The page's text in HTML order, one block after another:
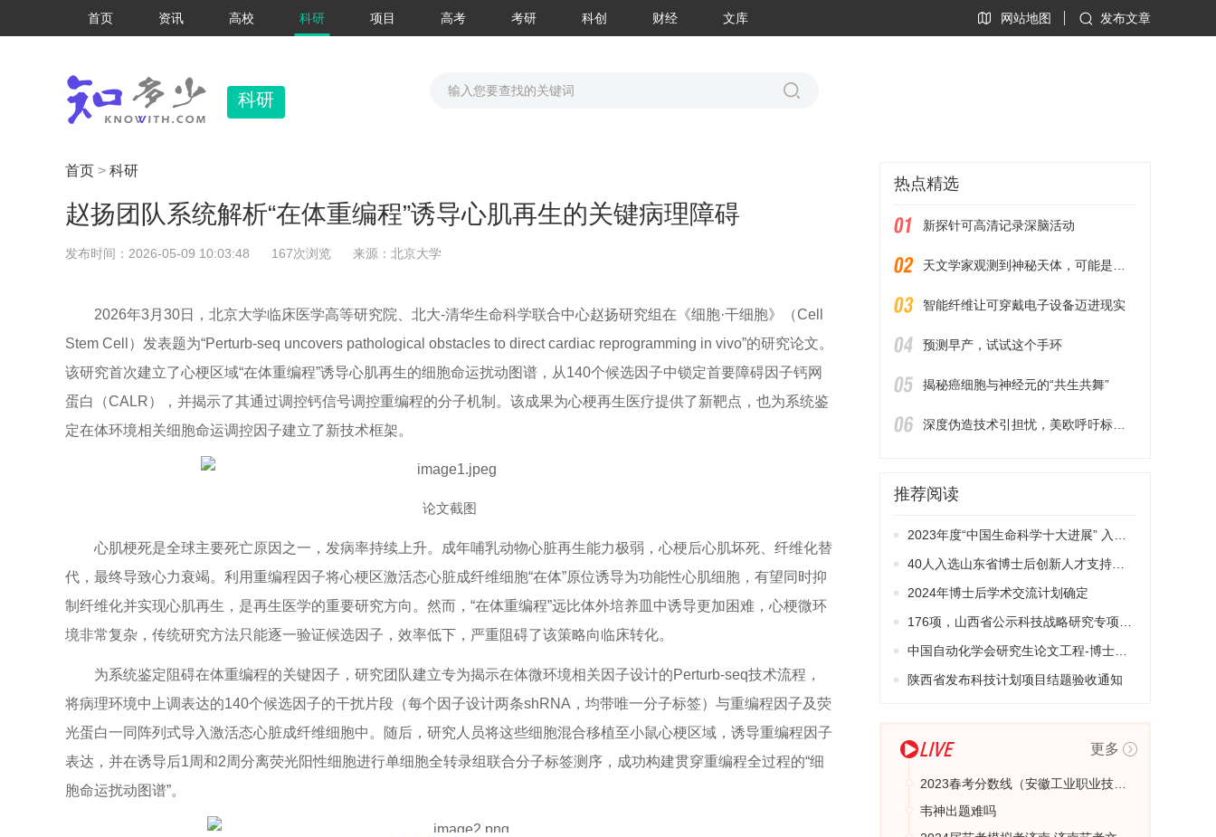
首页 资讯 高校 科研 项目 高考 考研 科创 财经 文库 网站地图 发布文章
科研
首页 > 科研
赵扬团队系统解析“在体重编程”诱导心肌再生的关键病理障碍
发布时间：2026-05-09 10:03:48 167次浏览 来源：北京大学
2026年3月30日，北京大学临床医学高等研究院、北大-清华生命科学联合中心赵扬研究组在《细胞·干细胞》（Cell
Stem Cell ）发表题为“Perturb-seq uncovers pathological obstacles to direct cardiac reprogramming in vivo”的研究论文。
该研究首次建立了心梗区域“在体重编程”诱导心肌再生的细胞命运扰动图谱，从140个候选因子中锁定首要障碍因子钙网
蛋白（CALR），并揭示了其通过调控钙信号调控重编程的分子机制。该成果为心梗再生医疗提供了新靶点，也为系统鉴
定在体环境相关细胞命运调控因子建立了新技术框架。
论文截图
心肌梗死是全球主要死亡原因之一，发病率持续上升。成年哺乳动物心脏再生能力极弱，心梗后心肌坏死、纤维化替
代，最终导致心力衰竭。利用重编程因子将心梗区激活态心脏成纤维细胞“在体”原位诱导为功能性心肌细胞，有望同时抑
制纤维化并实现心肌再生，是再生医学的重要研究方向。然而，“在体重编程”远比体外培养皿中诱导更加困难，心梗微环
境非常复杂，传统研究方法只能逐一验证候选因子，效率低下，严重阻碍了该策略向临床转化。
为系统鉴定阻碍在体重编程的关键因子，研究团队建立专为揭示在体微环境相关因子设计的Perturb-seq技术流程，
将病理环境中上调表达的140个候选因子的干扰片段（每个因子设计两条shRNA，均带唯一分子标签）与重编程因子及荧
光蛋白一同阵列式导入激活态心脏成纤维细胞中。随后，研究人员将这些细胞混合移植至小鼠心梗区域，诱导重编程因子
表达，并在诱导后1周和2周分离荧光阳性细胞进行单细胞全转录组联合分子标签测序，成功构建贯穿重编程全过程的“细
胞命运扰动图谱”。
热点精选
新探针可高清记录深脑活动
智能纤维让可穿戴电子设备迈进现实
预测早产，试试这个手环
揭秘癌细胞与神经元的“共生共舞”
推荐阅读
2024年博士后学术交流计划确定
陕西省发布科技计划项目结题验收通知
更多
韦神出题难吗